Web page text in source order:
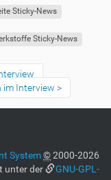
Sticky-News
Sticky-News
im Interview
System©2000-2026
unter der
GNU-GPL-